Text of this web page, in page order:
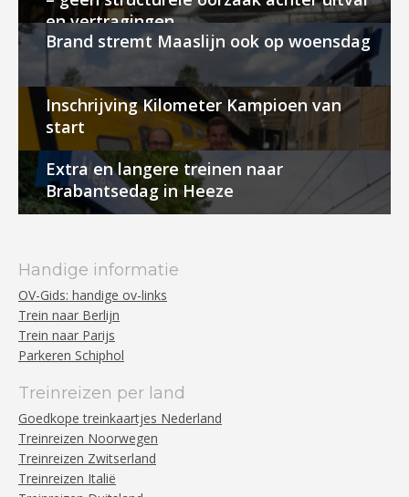
en vertragingen
Brand stremt Maaslijn ook op woensdag
Inschrijving Kilometer Kampioen van
start
Extra en langere treinen naar
Brabantsedag in Heeze
Handige informatie
OV-Gids: handige ov-links
Trein naar Berlijn
Trein naar Parijs
Parkeren Schiphol
Treinreizen per land
Goedkope treinkaartjes Nederland
Treinreizen Noorwegen
Treinreizen Zwitserland
Treinreizen Italië